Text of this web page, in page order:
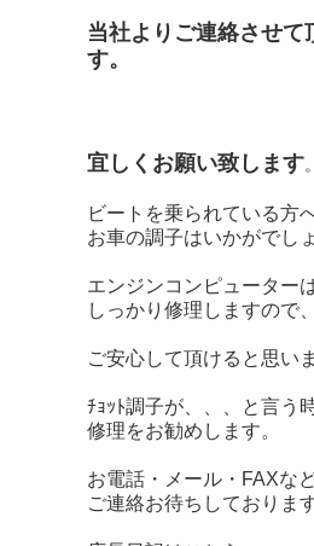
当社よりご連絡させて
す。
宜しくお願い致します。
ビートを乗られている方
お車の調子はいかがでし
エンジンコンピューター
しっかり修理しますので、
ご安心して頂けると思い
ﾁｮｯﾄ調子が、、、と言う
修理をお勧めします。
お電話・メール・FAXな
ご連絡お待ちしております